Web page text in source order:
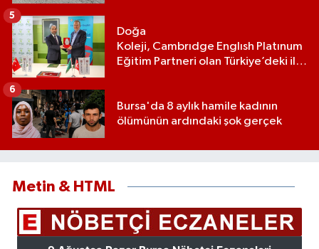
Doğa
Koleji, Cambrıdge Englısh Platınum
Eğitim Partneri olan Türkiye’deki ilk
5
Bursa'da 8 aylık hamile kadının
ölümünün ardındaki şok gerçek
6
Metin & HTML